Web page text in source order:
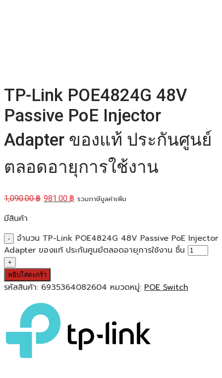
TP-Link POE4824G 48V
Passive PoE Injector
Adapter ของแท้ ประกันศูนย์
ตลอดอายุการใช้งาน
1,090.00฿ 981.00 ฿ รวมภาษีมูลค่าเพิ่ม
มีสินค้า
จำนวน TP-Link POE4824G 48V Passive PoE Injector
Adapter ของแท้ ประกันศูนย์ตลอดอายุการใช้งาน ชิ้น
หยิบใส่ตะกร้า
รหัสสินค้า: 6935364082604 หมวดหมู่: POE Switch